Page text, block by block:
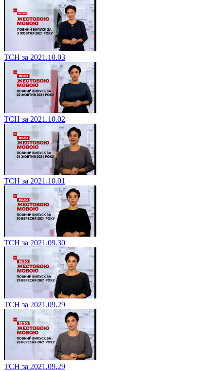
ТСН за 2021.10.03
ТСН за 2021.10.02
ТСН за 2021.10.01
ТСН за 2021.09.30
ТСН за 2021.09.29
ТСН за 2021.09.29